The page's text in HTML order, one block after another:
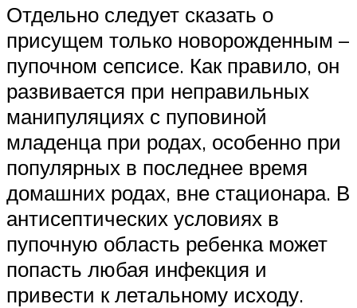
Отдельно следует сказать о
присущем только новорожденным –
пупочном сепсисе. Как правило, он
развивается при неправильных
манипуляциях с пуповиной
младенца при родах, особенно при
популярных в последнее время
домашних родах, вне стационара. В
антисептических условиях в
пупочную область ребенка может
попасть любая инфекция и
привести к летальному исходу.